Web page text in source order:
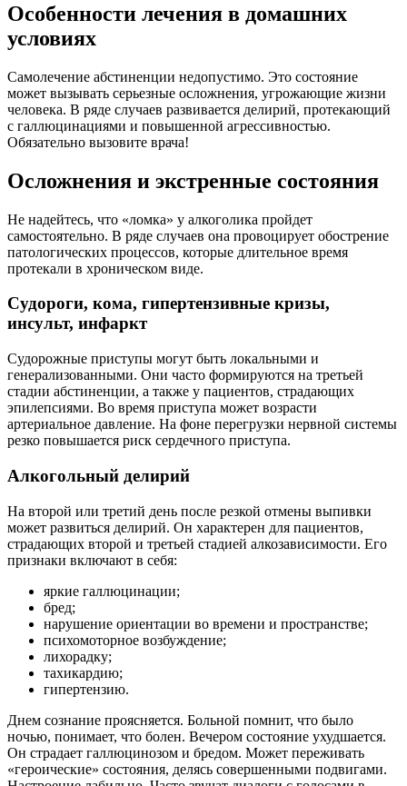
Особенности лечения в домашних
условиях
Самолечение абстиненции недопустимо. Это состояние
может вызывать серьезные осложнения, угрожающие жизни
человека. В ряде случаев развивается делирий, протекающий
с галлюцинациями и повышенной агрессивностью.
Обязательно вызовите врача!
Осложнения и экстренные состояния
Не надейтесь, что «ломка» у алкоголика пройдет
самостоятельно. В ряде случаев она провоцирует обострение
патологических процессов, которые длительное время
протекали в хроническом виде.
Судороги, кома, гипертензивные кризы,
инсульт, инфаркт
Судорожные приступы могут быть локальными и
генерализованными. Они часто формируются на третьей
стадии абстиненции, а также у пациентов, страдающих
эпилепсиями. Во время приступа может возрасти
артериальное давление. На фоне перегрузки нервной системы
резко повышается риск сердечного приступа.
Алкогольный делирий
На второй или третий день после резкой отмены выпивки
может развиться делирий. Он характерен для пациентов,
страдающих второй и третьей стадией алкозависимости. Его
признаки включают в себя:
яркие галлюцинации;
бред;
нарушение ориентации во времени и пространстве;
психомоторное возбуждение;
лихорадку;
тахикардию;
гипертензию.
Днем сознание проясняется. Больной помнит, что было
ночью, понимает, что болен. Вечером состояние ухудшается.
Он страдает галлюцинозом и бредом. Может переживать
«героические» состояния, делясь совершенными подвигами.